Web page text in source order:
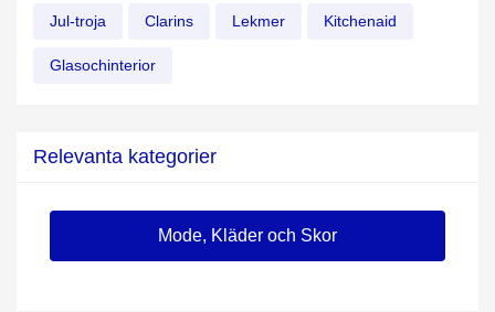
Jul-troja Clarins Lekmer Kitchenaid
Glasochinterior
Relevanta kategorier
Mode, Kläder och Skor